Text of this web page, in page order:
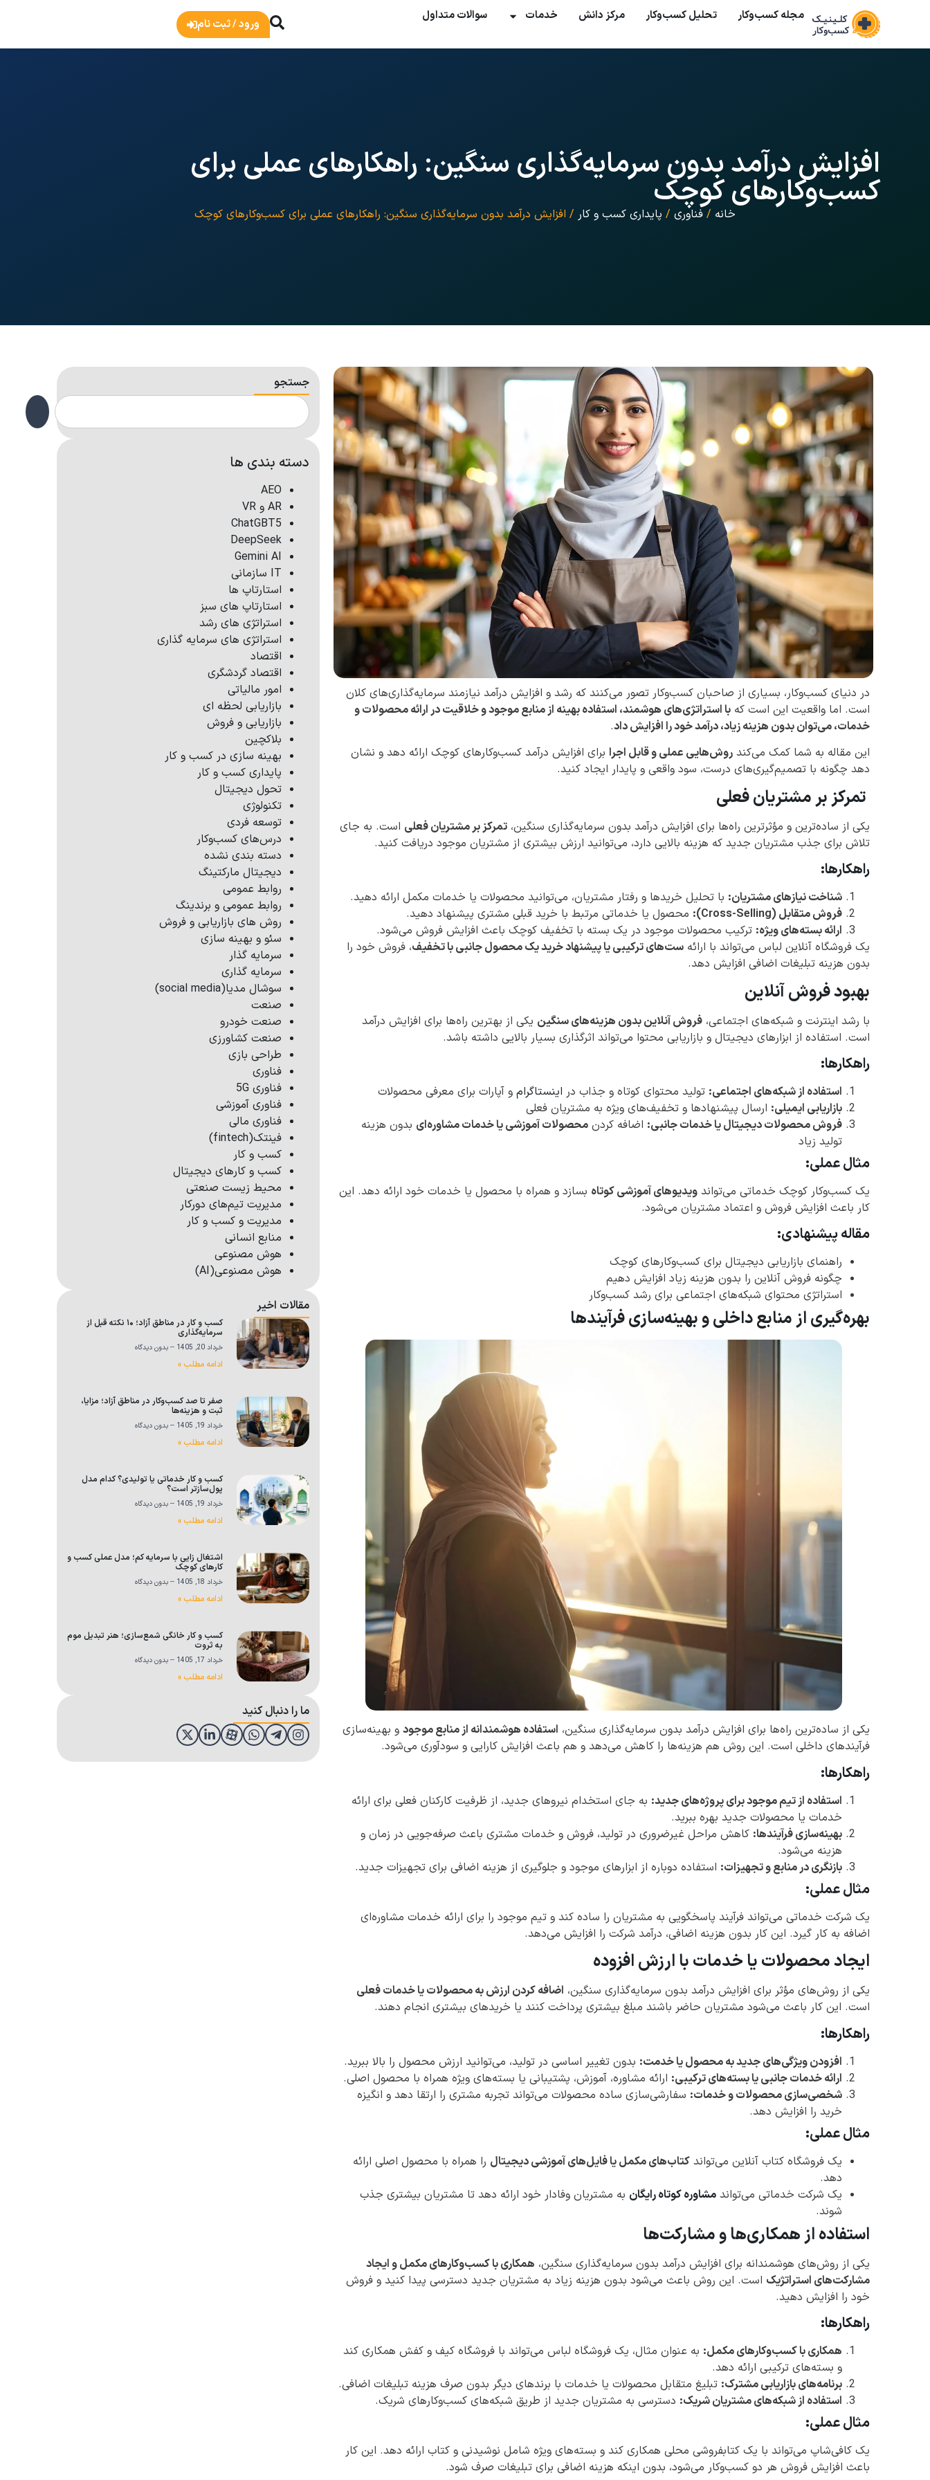
مجله کسب‌وکار تحلیل کسب‌و‌کار مرکز دانش خدمات سوالات متداول
ورود / ثبت نام
افزایش درآمد بدون سرمایه‌گذاری سنگین: راهکارهای عملی برای
کسب‌وکارهای کوچک
خانه / فناوری / پایداری کسب و کار / افزایش درآمد بدون سرمایه‌گذاری سنگین: راهکارهای عملی برای کسب‌وکارهای کوچک
در دنیای کسب‌وکار، بسیاری از صاحبان کسب‌وکار تصور می‌کنند که رشد و افزایش درآمد نیازمند سرمایه‌گذاری‌های کلان
است. اما واقعیت این است که با استراتژی‌های هوشمند، استفاده بهینه از منابع موجود و خلاقیت در ارائه محصولات و
خدمات، می‌توان بدون هزینه زیاد، درآمد خود را افزایش داد.
این مقاله به شما کمک می‌کند روش‌هایی عملی و قابل اجرا برای افزایش درآمد کسب‌وکارهای کوچک ارائه دهد و نشان
دهد چگونه با تصمیم‌گیری‌های درست، سود واقعی و پایدار ایجاد کنید.
تمرکز بر مشتریان فعلی
یکی از ساده‌ترین و مؤثرترین راه‌ها برای افزایش درآمد بدون سرمایه‌گذاری سنگین، تمرکز بر مشتریان فعلی است. به جای
تلاش برای جذب مشتریان جدید که هزینه بالایی دارد، می‌توانید ارزش بیشتری از مشتریان موجود دریافت کنید.
راهکارها:
شناخت نیازهای مشتریان: با تحلیل خریدها و رفتار مشتریان، می‌توانید محصولات یا خدمات مکمل ارائه دهید.
فروش متقابل (Cross-Selling):
محصول یا خدماتی مرتبط با خرید قبلی مشتری پیشنهاد دهید.
ارائه بسته‌های ویژه: ترکیب محصولات موجود در یک بسته با تخفیف کوچک باعث افزایش فروش می‌شود.
یک فروشگاه آنلاین لباس می‌تواند با ارائه ست‌های ترکیبی یا پیشنهاد خرید یک محصول جانبی با تخفیف، فروش خود را
بدون هزینه تبلیغات اضافی افزایش دهد.
بهبود فروش آنلاین
با رشد اینترنت و شبکه‌های اجتماعی، فروش آنلاین بدون هزینه‌های سنگین یکی از بهترین راه‌ها برای افزایش درآمد
است. استفاده از ابزارهای دیجیتال و بازاریابی محتوا می‌تواند اثرگذاری بسیار بالایی داشته باشد.
راهکارها:
استفاده از شبکه‌های اجتماعی: تولید محتوای کوتاه و جذاب در اینستاگرام و آپارات برای معرفی محصولات
بازاریابی ایمیلی: ارسال پیشنهادها و تخفیف‌های ویژه به مشتریان فعلی
فروش محصولات دیجیتال یا خدمات جانبی: اضافه کردن محصولات آموزشی یا خدمات مشاوره‌ای بدون هزینه
تولید زیاد
مثال عملی:
یک کسب‌وکار کوچک خدماتی می‌تواند ویدیوهای آموزشی کوتاه بسازد و همراه با محصول یا خدمات خود ارائه دهد. این
کار باعث افزایش فروش و اعتماد مشتریان می‌شود.
مقاله پیشنهادی:
راهنمای بازاریابی دیجیتال برای کسب‌وکارهای کوچک
چگونه فروش آنلاین را بدون هزینه زیاد افزایش دهیم
استراتژی محتوای شبکه‌های اجتماعی برای رشد کسب‌وکار
بهره‌گیری از منابع داخلی و بهینه‌سازی فرآیندها
یکی از ساده‌ترین راه‌ها برای افزایش درآمد بدون سرمایه‌گذاری سنگین، استفاده هوشمندانه از منابع موجود و بهینه‌سازی
فرآیندهای داخلی است. این روش هم هزینه‌ها را کاهش می‌دهد و هم باعث افزایش کارایی و سودآوری می‌شود.
راهکارها:
استفاده از تیم موجود برای پروژه‌های جدید: به جای استخدام نیروهای جدید، از ظرفیت کارکنان فعلی برای ارائه
خدمات یا محصولات جدید بهره ببرید.
بهینه‌سازی فرآیندها: کاهش مراحل غیرضروری در تولید، فروش و خدمات مشتری باعث صرفه‌جویی در زمان و
هزینه می‌شود.
بازنگری در منابع و تجهیزات: استفاده دوباره از ابزارهای موجود و جلوگیری از هزینه اضافی برای تجهیزات جدید.
مثال عملی:
یک شرکت خدماتی می‌تواند فرآیند پاسخگویی به مشتریان را ساده کند و تیم موجود را برای ارائه خدمات مشاوره‌ای
اضافه به کار گیرد. این کار بدون هزینه اضافی، درآمد شرکت را افزایش می‌دهد.
ایجاد محصولات یا خدمات با ارزش افزوده
یکی از روش‌های مؤثر برای افزایش درآمد بدون سرمایه‌گذاری سنگین، اضافه کردن ارزش به محصولات یا خدمات فعلی
است. این کار باعث می‌شود مشتریان حاضر باشند مبلغ بیشتری پرداخت کنند یا خریدهای بیشتری انجام دهند.
راهکارها:
افزودن ویژگی‌های جدید به محصول یا خدمت: بدون تغییر اساسی در تولید، می‌توانید ارزش محصول را بالا ببرید.
ارائه خدمات جانبی یا بسته‌های ترکیبی: ارائه مشاوره، آموزش، پشتیبانی یا بسته‌های ویژه همراه با محصول اصلی.
شخصی‌سازی محصولات و خدمات: سفارشی‌سازی ساده محصولات می‌تواند تجربه مشتری را ارتقا دهد و انگیزه
خرید را افزایش دهد.
مثال عملی:
یک فروشگاه کتاب آنلاین می‌تواند کتاب‌های مکمل یا فایل‌های آموزشی دیجیتال را همراه با محصول اصلی ارائه
دهد.
یک شرکت خدماتی می‌تواند مشاوره کوتاه رایگان به مشتریان وفادار خود ارائه دهد تا مشتریان بیشتری جذب
شوند.
استفاده از همکاری‌ها و مشارکت‌ها
یکی از روش‌های هوشمندانه برای افزایش درآمد بدون سرمایه‌گذاری سنگین، همکاری با کسب‌وکارهای مکمل و ایجاد
مشارکت‌های استراتژیک است. این روش باعث می‌شود بدون هزینه زیاد به مشتریان جدید دسترسی پیدا کنید و فروش
خود را افزایش دهید.
راهکارها:
همکاری با کسب‌وکارهای مکمل: به عنوان مثال، یک فروشگاه لباس می‌تواند با فروشگاه کیف و کفش همکاری کند
و بسته‌های ترکیبی ارائه دهد.
برنامه‌های بازاریابی مشترک: تبلیغ متقابل محصولات یا خدمات با برندهای دیگر بدون صرف هزینه تبلیغات اضافی.
استفاده از شبکه‌های مشتریان شریک: دسترسی به مشتریان جدید از طریق شبکه‌های کسب‌وکارهای شریک.
مثال عملی:
یک کافی‌شاپ می‌تواند با یک کتابفروشی محلی همکاری کند و بسته‌های ویژه شامل نوشیدنی و کتاب ارائه دهد. این کار
باعث افزایش فروش هر دو کسب‌وکار می‌شود، بدون اینکه هزینه اضافی برای تبلیغات صرف شود.
جستجو
دسته بندی ها
AEO
AR و VR
ChatGBT5
DeepSeek
Gemini AI
IT سازمانی
استارتاپ ها
استارتاپ های سبز
استراتژی های رشد
استراتژی های سرمایه گذاری
اقتصاد
اقتصاد گردشگری
امور مالیاتی
بازاریابی لحظه ای
بازاریابی و فروش
بلاکچین
بهینه سازی در کسب و کار
پایداری کسب و کار
تحول دیجیتال
تکنولوژی
توسعه فردی
درس‌های کسب‌وکار
دسته بندی نشده
دیجیتال مارکتینگ
روابط عمومی
روابط عمومی و برندینگ
روش های بازاریابی و فروش
سئو و بهینه سازی
سرمایه گذار
سرمایه گذاری
سوشال مدیا(social media)
صنعت
صنعت خودرو
صنعت کشاورزی
طراحی بازی
فناوری
فناوری 5G
فناوری آموزشی
فناوری مالی
فینتک(fintech)
کسب و کار
کسب و کارهای دیجیتال
محیط زیست صنعتی
مدیریت تیم‌های دورکار
مدیریت و کسب و کار
منابع انسانی
هوش مصنوعی
هوش مصنوعی(AI)
مقالات اخیر
کسب و کار در مناطق آزاد؛ ۱۰ نکته قبل از
سرمایه‌گذاری
خرداد 20, 1405 بدون دیدگاه
ادامه مطلب »
صفر تا صد کسب‌وکار در مناطق آزاد؛ مزایا،
ثبت و هزینه‌ها
خرداد 19, 1405 بدون دیدگاه
ادامه مطلب »
کسب و کار خدماتی یا تولیدی؟ کدام مدل
پول‌سازتر است؟
خرداد 19, 1405 بدون دیدگاه
ادامه مطلب »
اشتغال زایی با سرمایه کم؛ مدل عملی کسب و
کارهای کوچک
خرداد 18, 1405 بدون دیدگاه
ادامه مطلب »
کسب و کار خانگی شمع‌سازی؛ هنر تبدیل موم
به ثروت
خرداد 17, 1405 بدون دیدگاه
ادامه مطلب »
ما را دنبال کنید